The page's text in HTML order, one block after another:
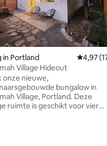
van 4,95 op 5, 236 recensies
in Portland
4,97
Village Hideout
onze nieuwe,
bungalow in
Village, Portland. Deze
ruimte is geschikt voor vier